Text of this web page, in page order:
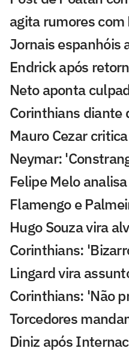
agita rumores com
Jornais espanhóis
Endrick após
Neto aponta
Corinthians diante
Mauro Cezar
Neymar:
Felipe Melo
Flamengo e
Hugo Souza vira
Corinthians:
Lingard vira
Corinthians: 'Não
Torcedores
Diniz após